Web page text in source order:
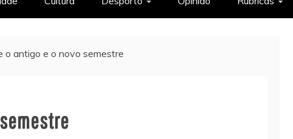
o antigo e o novo semestre